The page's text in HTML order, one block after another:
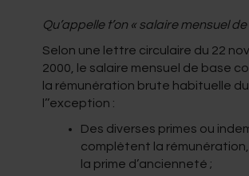
Qu’appelle t’on « salaire mensuel
Selon une lettre circulaire du 22
2000, le salaire mensuel de base
la rémunération brute habituelle
l’’exception :
Des diverses primes ou
complètent la
la prime d’ancienneté ;